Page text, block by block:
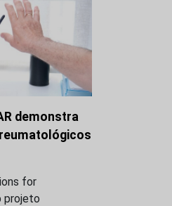
demonstra
for
projeto